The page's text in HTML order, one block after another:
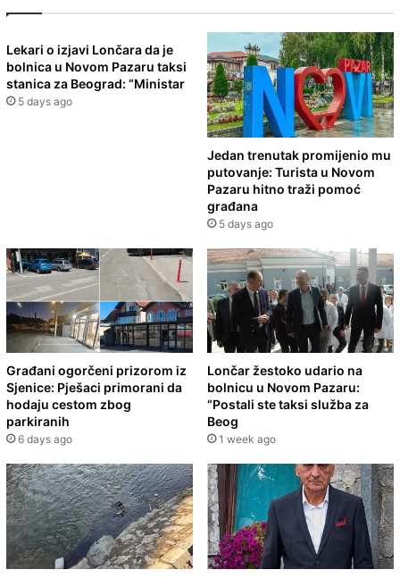
Lekari o izjavi Lončara da je
bolnica u Novom Pazaru taksi
stanica za Beograd: “Ministar
5 days ago
Jedan trenutak promijenio mu
putovanje: Turista u Novom
Pazaru hitno traži pomoć
građana
5 days ago
Građani ogorčeni prizorom iz
Sjenice: Pješaci primorani da
hodaju cestom zbog
parkiranih
6 days ago
Lončar žestoko udario na
bolnicu u Novom Pazaru:
“Postali ste taksi služba za
Beog
1 week ago